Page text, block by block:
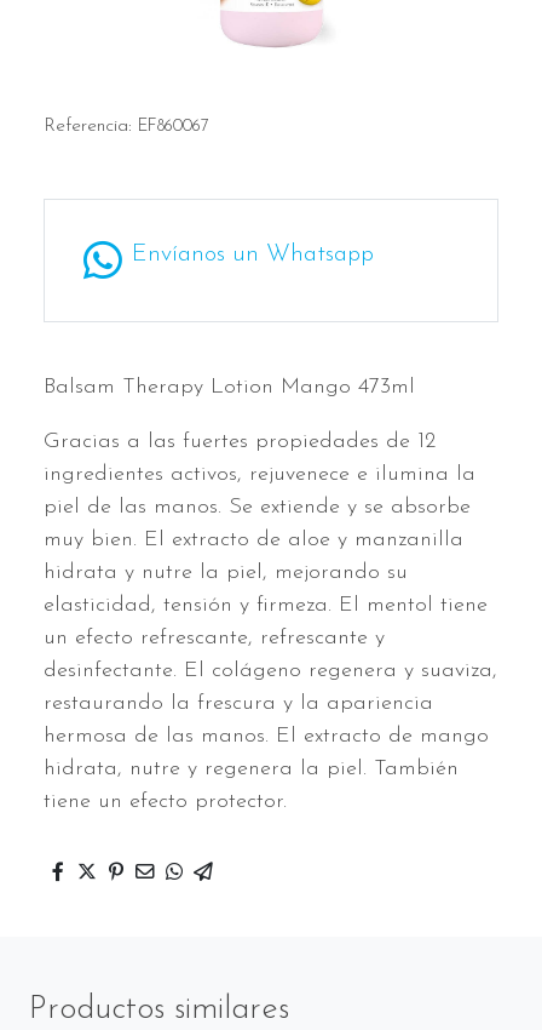
Referencia: EF860067
Envíanos un Whatsapp
Balsam Therapy Lotion Mango 473ml
Gracias a las fuertes propiedades de 12
ingredientes activos, rejuvenece e ilumina la
piel de las manos. Se extiende y se absorbe
muy bien. El extracto de aloe y manzanilla
hidrata y nutre la piel, mejorando su
elasticidad, tensión y firmeza. El mentol tiene
un efecto refrescante, refrescante y
desinfectante. El colágeno regenera y suaviza,
restaurando la frescura y la apariencia
hermosa de las manos. El extracto de mango
hidrata, nutre y regenera la piel. También
tiene un efecto protector.
Productos similares